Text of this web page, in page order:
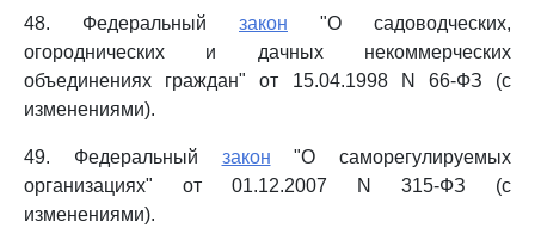
48. Федеральный закон "О садоводческих,
огороднических и дачных некоммерческих
объединениях граждан" от 15.04.1998 N 66-ФЗ (с
изменениями).
49. Федеральный закон "О саморегулируемых
организациях" от 01.12.2007 N 315-ФЗ (с
изменениями).